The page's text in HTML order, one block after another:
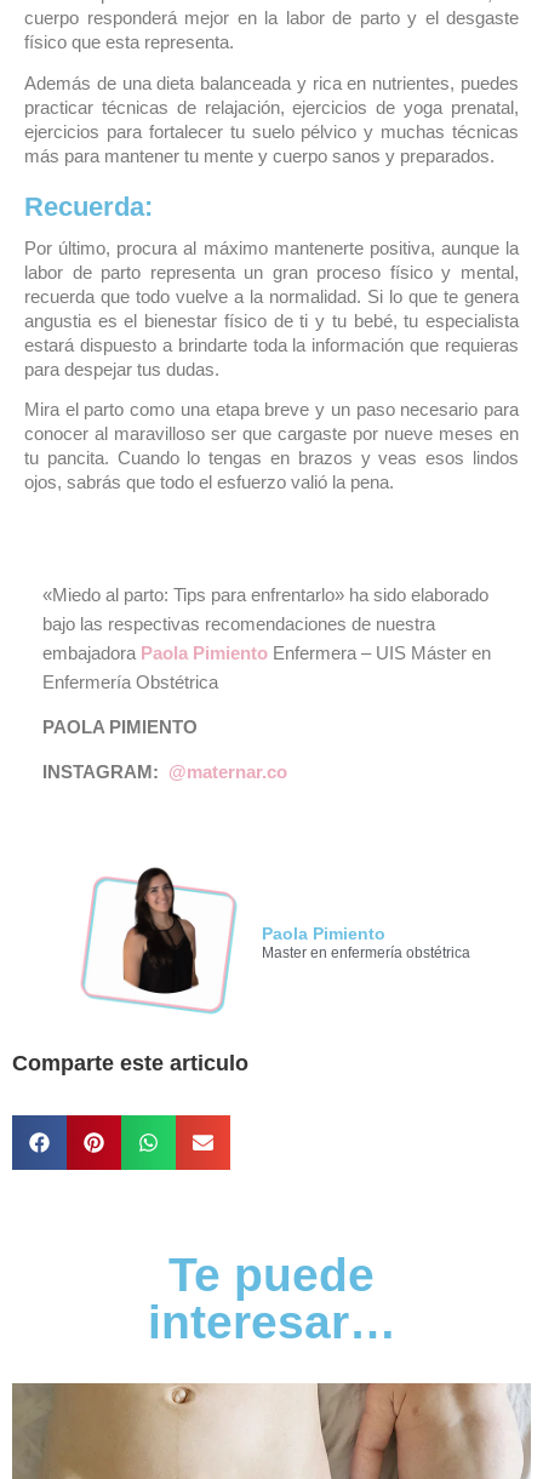
cuerpo responderá mejor en la labor de parto y el desgaste
físico que esta representa.
Además de una dieta balanceada y rica en nutrientes, puedes
practicar técnicas de relajación, ejercicios de yoga prenatal,
ejercicios para fortalecer tu suelo pélvico y muchas técnicas
más para mantener tu mente y cuerpo sanos y preparados.
Recuerda:
Por último, procura al máximo mantenerte positiva, aunque la
labor de parto representa un gran proceso físico y mental,
recuerda que todo vuelve a la normalidad. Si lo que te genera
angustia es el bienestar físico de ti y tu bebé, tu especialista
estará dispuesto a brindarte toda la información que requieras
para despejar tus dudas.
Mira el parto como una etapa breve y un paso necesario para
conocer al maravilloso ser que cargaste por nueve meses en
tu pancita. Cuando lo tengas en brazos y veas esos lindos
ojos, sabrás que todo el esfuerzo valió la pena.
«Miedo al parto: Tips para enfrentarlo» ha sido elaborado
bajo las respectivas recomendaciones de nuestra
embajadora Paola Pimiento Enfermera – UIS Máster en
Enfermería Obstétrica
PAOLA PIMIENTO
INSTAGRAM: @maternar.co
Paola Pimiento
Master en enfermería obstétrica
Comparte este articulo
Te puede
interesar…